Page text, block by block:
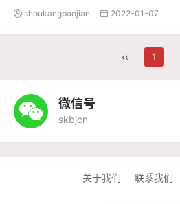
 shoukangbaojian  2022-01-07
‹‹ 1
 微信号
skbjcn
关于我们 联系我们